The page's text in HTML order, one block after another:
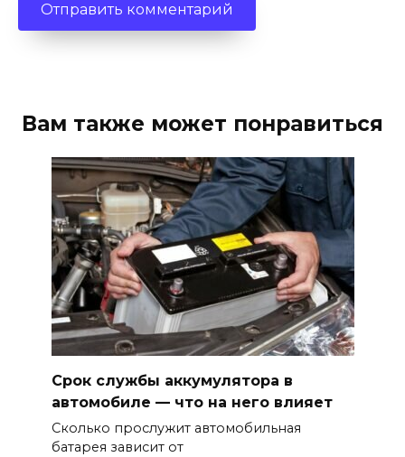
Вам также может понравиться
Срок службы аккумулятора в
автомобиле — что на него влияет
Сколько прослужит автомобильная
батарея зависит от